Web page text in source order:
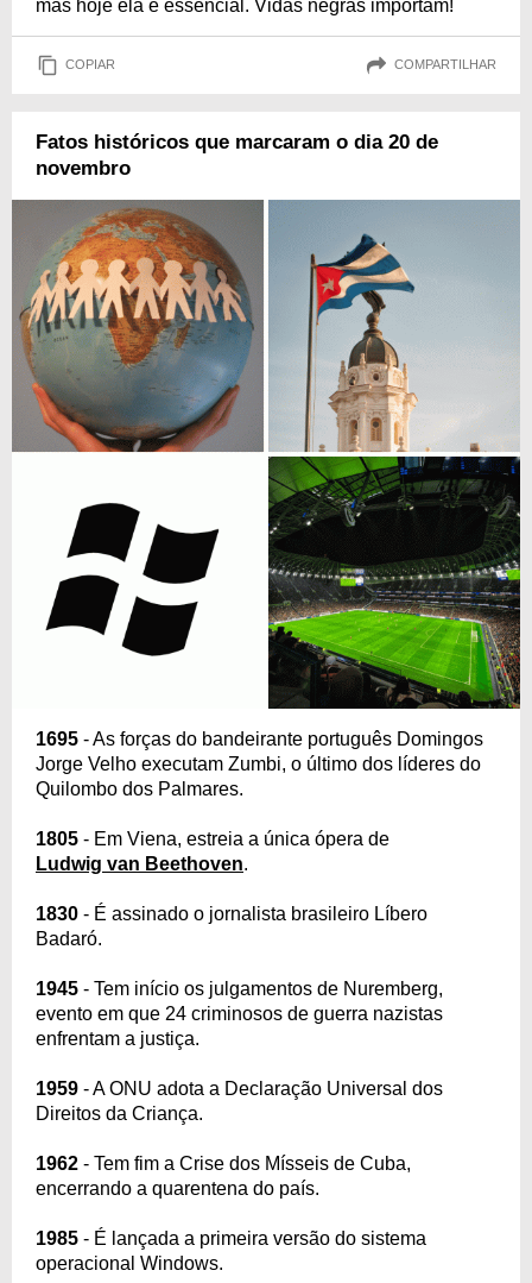
mas hoje ela é essencial. Vidas negras importam!
COPIAR COMPARTILHAR
Fatos históricos que marcaram o dia 20 de
novembro
1695 - As forças do bandeirante português Domingos
Jorge Velho executam Zumbi, o último dos líderes do
Quilombo dos Palmares.
1805 - Em Viena, estreia a única ópera de
Ludwig van Beethoven.
1830 - É assinado o jornalista brasileiro Líbero
Badaró.
1945 - Tem início os julgamentos de Nuremberg,
evento em que 24 criminosos de guerra nazistas
enfrentam a justiça.
1959 - A ONU adota a Declaração Universal dos
Direitos da Criança.
1962 - Tem fim a Crise dos Mísseis de Cuba,
encerrando a quarentena do país.
1985 - É lançada a primeira versão do sistema
operacional Windows.